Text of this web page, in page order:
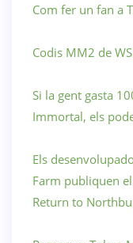
Com fer un fan a
Codis MM2 de
Si la gent gasta
Immortal, els
Els
Farm publiquen
Return to